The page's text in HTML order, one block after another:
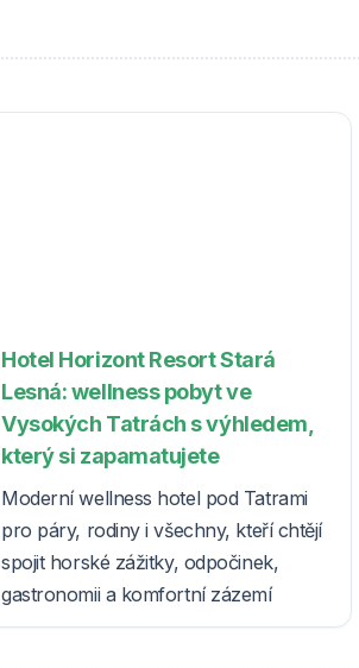
Hotel Horizont Resort Stará
Lesná: wellness pobyt ve
Vysokých Tatrách s výhledem,
který si zapamatujete
Moderní wellness hotel pod Tatrami
pro páry, rodiny i všechny, kteří chtějí
spojit horské zážitky, odpočinek,
gastronomii a komfortní zázemí